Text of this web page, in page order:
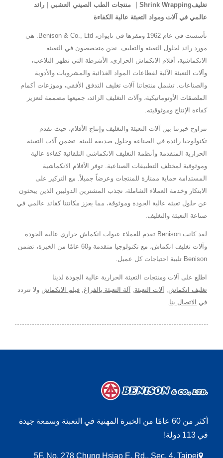
تغليفShrink Wrapping｜ منتجات الطب الصيني العشبي | رائد
عالمي في آلات ومواد التعبئة عالية الكفاءة
تأسست في عام 1962 ومقرها في تايوان، Benison & Co., Ltd. هي
مورد رائد لحلول التعبئة والتغليف. نحن متخصصون في التعبئة
الانكماشية، أفلام الانكماش الحراري، الأشرطة التي تظهر التلاعب،
وآلات التعبئة الآلية لقطاعات المواد الغذائية والمشروبات والأدوية
والصناعات. تشمل منتجاتنا آلات تغليف التدفق الأفقي، وموزعات أكمام
الملصقات الأوتوماتيكية، وآلات التغليف الزائد، جميعها مصممة لتعزيز
كفاءة الإنتاج وموثوقيته.
تتراوح خبرتنا بين آلات التعبئة والتغليف وإنتاج الأفلام، حيث نقدم
تكنولوجيا رائدة في الصناعة وحلول صديقة للبيئة. تضمن آلات التعبئة
الحرارية المتقدمة وأنظمة التغليف الانكماشي التلقائية كفاءة عالية
وموثوقية لمختلف التطبيقات الصناعية. توفر الأفلام الانكماشية
المستدامة حماية ممتازة للمنتجات وعرضاً جميلاً. مع التركيز على
الابتكار وخدمة العملاء الشاملة، نجذب المشترين الدوليين الذين يبحثون
عن حلول تعبئة عالية الجودة وموثوقة، مما يعزز مكانتنا كقائد عالمي في
صناعة التعبئة والتغليف.
لقد كانت Benison تقدم للعملاء عبوات انكماش حراري عالية الجودة
وآلات تغليف انكماش، مع تكنولوجيا متقدمة و60 عامًا من الخبرة، تضمن
Benison تلبية احتياجات كل عميل.
اطلع على آلات ومنتجات التعبئة الحرارية عالية الجودة لدينا
تغليف انكماش
آلات التعبئة آلة التعبئة بالفراغ فيلم الانكماش ولا تتردد
في
الاتصال بنا
أكثر من 60 عامًا من الخبرة المهنية في التعبئة وسمعة جيدة
في 113 دولة!
5F, No. 278 Chung Hsiao E. Rd., Sec. 4, Taipei